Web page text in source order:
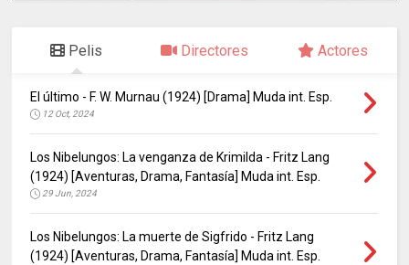
Pelis Directores Actores
El último - F. W. Murnau (1924) [Drama] Muda int. Esp.
12 Oct, 2024
Los Nibelungos: La venganza de Krimilda - Fritz Lang
(1924) [Aventuras, Drama, Fantasía] Muda int. Esp.
29 Jun, 2024
Los Nibelungos: La muerte de Sigfrido - Fritz Lang
(1924) [Aventuras, Drama, Fantasía] Muda int. Esp.